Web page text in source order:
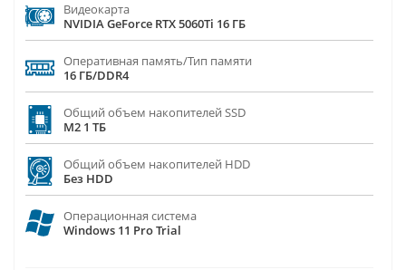
Видеокарта
NVIDIA GeForce RTX 5060Ti 16 ГБ
Оперативная память/Тип памяти
16 ГБ/DDR4
Общий объем накопителей SSD
M2 1 ТБ
Общий объем накопителей HDD
Без HDD
Операционная система
Windows 11 Pro Trial